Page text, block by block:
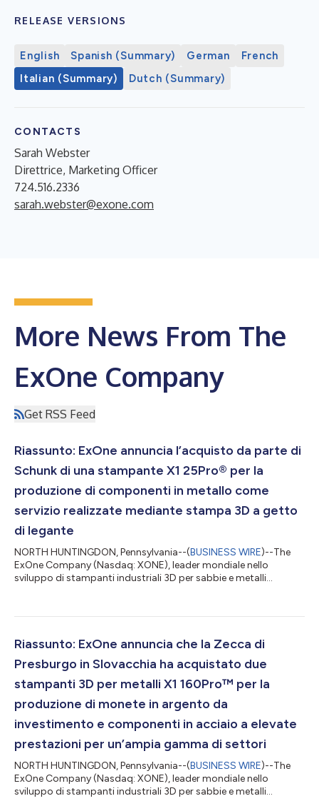
RELEASE VERSIONS
English Spanish (Summary) German
French
Italian (Summary)
Dutch (Summary)
CONTACTS
Sarah Webster
Direttrice, Marketing Officer
724.516.2336
sarah.webster@exone.com
More News From The
ExOne Company
Get RSS Feed
Riassunto: ExOne annuncia l’acquisto da parte di
Schunk di una stampante X1 25Pro® per la
produzione di componenti in metallo come
servizio realizzate mediante stampa 3D a getto
di legante
NORTH HUNTINGDON, Pennsylvania--(BUSINESS WIRE)--The
ExOne Company (Nasdaq: XONE), leader mondiale nello
sviluppo di stampanti industriali 3D per sabbie e metalli
tecnologico dedita alla fornitura di prodotti realizzati in
sistema di stampa per metalli a getto di legante di grandi
Riassunto: ExOne annuncia che la Zecca di
Presburgo in Slovacchia ha acquistato due
stampanti 3D per metalli X1 160Pro™ per la
produzione di monete in argento da
investimento e componenti in acciaio a elevate
prestazioni per un’ampia gamma di settori
NORTH HUNTINGDON, Pennsylvania--(BUSINESS WIRE)--The
ExOne Company (Nasdaq: XONE), leader mondiale nello
sviluppo di stampanti industriali 3D per sabbie e metalli